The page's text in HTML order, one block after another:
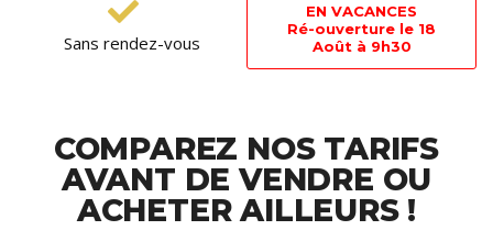
Sans rendez-vous
EN VACANCES
Ré-ouverture le 18
Août à 9h30
COMPAREZ NOS TARIFS
AVANT DE VENDRE OU
ACHETER AILLEURS !